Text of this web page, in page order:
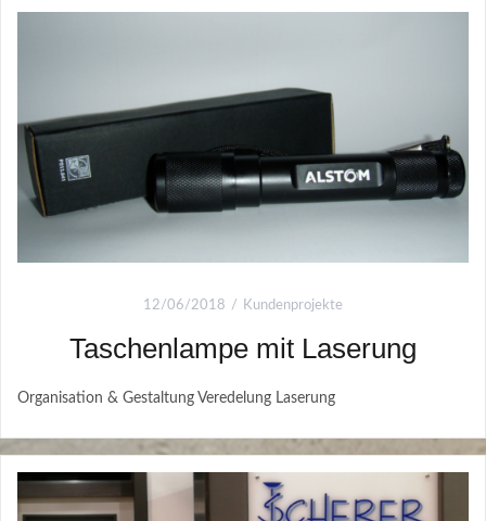
12/06/2018 Kundenprojekte
Taschenlampe mit Laserung
Organisation & Gestaltung Veredelung Laserung